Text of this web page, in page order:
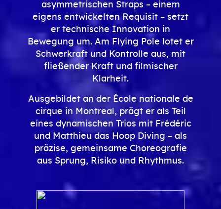
asymmetrischen Straps – einem
eigens entwickelten Requisit – setzt
er technische Innovation in
Bewegung um. Am Flying Pole lotet er
Schwerkraft und Kontrolle aus, mit
fließender Kraft und filmischer
Klarheit.
Ausgebildet an der École nationale de
cirque in Montreal, prägt er als Teil
eines dynamischen Trios mit Frédéric
und Matthieu das Hoop Diving – als
präzise, gemeinsame Choreografie
aus Sprung, Risiko und Rhythmus.